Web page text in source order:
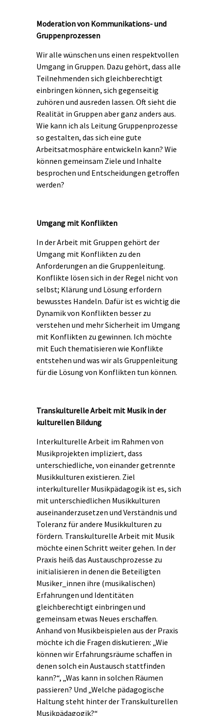
Moderation von Kommunikations- und
Gruppenprozessen
Wir alle wünschen uns einen respektvollen
Umgang in Gruppen. Dazu gehört, dass alle
Teilnehmenden sich gleichberechtigt
einbringen können, sich gegenseitig
zuhören und ausreden lassen. Oft sieht die
Realität in Gruppen aber ganz anders aus.
Wie kann ich als Leitung Gruppenprozesse
so gestalten, das sich eine gute
Arbeitsatmosphäre entwickeln kann? Wie
können gemeinsam Ziele und Inhalte
besprochen und Entscheidungen getroffen
werden?
Umgang mit Konflikten
In der Arbeit mit Gruppen gehört der
Umgang mit Konflikten zu den
Anforderungen an die Gruppenleitung.
Konflikte lösen sich in der Regel nicht von
selbst; Klärung und Lösung erfordern
bewusstes Handeln. Dafür ist es wichtig die
Dynamik von Konflikten besser zu
verstehen und mehr Sicherheit im Umgang
mit Konflikten zu gewinnen. Ich möchte
mit Euch thematisieren wie Konflikte
entstehen und was wir als Gruppenleitung
für die Lösung von Konflikten tun können.
Transkulturelle Arbeit mit Musik in der
kulturellen Bildung
Interkulturelle Arbeit im Rahmen von
Musikprojekten impliziert, dass
unterschiedliche, von einander getrennte
Musikkulturen existieren. Ziel
interkultureller Musikpädagogik ist es, sich
mit unterschiedlichen Musikkulturen
auseinanderzusetzen und Verständnis und
Toleranz für andere Musikkulturen zu
fördern. Transkulturelle Arbeit mit Musik
möchte einen Schritt weiter gehen. In der
Praxis heiß das Austauschprozesse zu
initialisieren in denen die Beteiligten
Musiker_innen ihre (musikalischen)
Erfahrungen und Identitäten
gleichberechtigt einbringen und
gemeinsam etwas Neues erschaffen.
Anhand von Musikbeispielen aus der Praxis
möchte ich die Fragen diskutieren: „Wie
können wir Erfahrungsräume schaffen in
denen solch ein Austausch stattfinden
kann?“, „Was kann in solchen Räumen
passieren? Und „Welche pädagogische
Haltung steht hinter der Transkulturellen
Musikpädagogik?“